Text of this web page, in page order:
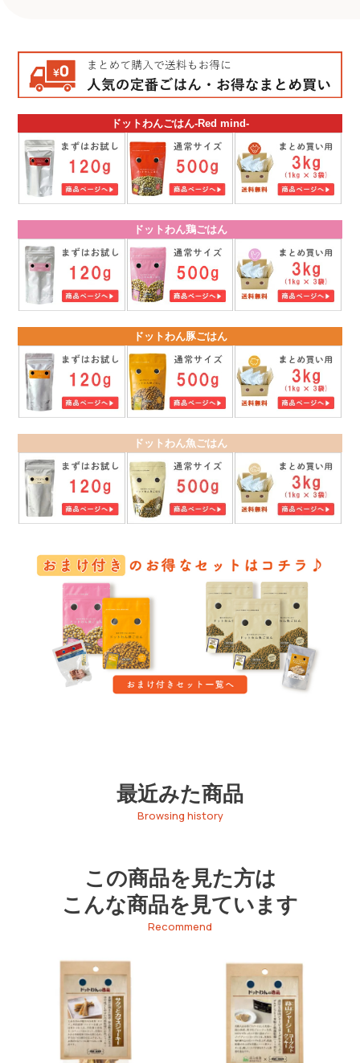
ドットわんごはん-Red mind-
ドットわん鶏ごはん
ドットわん豚ごはん
ドットわん魚ごはん
最近みた商品
Browsing history
この商品を見た方は
こんな商品を見ています
Recommend